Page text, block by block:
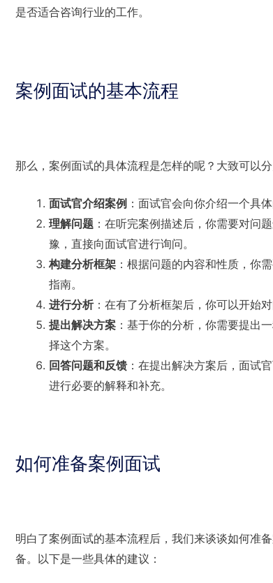
是否适合咨询行业的工作。
案例面试的基本流程
那么，案例面试的具体流程是怎样的呢？大致可以分
面试官介绍案例 ：面试官会向你介绍一个具
理解问题 ：在听完案例描述后，你需要对问
豫，直接向面试官进行询问。
构建分析框架 ：根据问题的内容和性质，你
指南。
进行分析：在有了分析框架后，你可以开始
提出解决方案 ：基于你的分析，你需要提出
择这个方案。
回答问题和反馈 ：在提出解决方案后，面试
进行必要的解释和补充。
如何准备案例面试
明白了案例面试的基本流程后，我们来谈谈如何准
备。以下是一些具体的建议：